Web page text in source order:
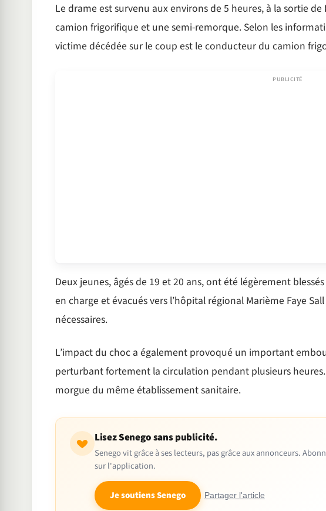
Le drame est survenu aux environs de 5 heures, à la sortie
camion frigorifique et une semi-remorque. Selon les
victime décédée sur le coup est le conducteur du camion
Deux jeunes, âgés de 19 et 20 ans, ont été légèrement
en charge et évacués vers l’hôpital régional Marième Faye
nécessaires.
L’impact du choc a également provoqué un important
perturbant fortement la circulation pendant plusieurs
morgue du même établissement sanitaire.
Lisez Senego sans publicité.
Senego vit grâce à ses lecteurs, pas grâce aux annonceurs.
sur l'application.
Je soutiens Senego Partager l'article